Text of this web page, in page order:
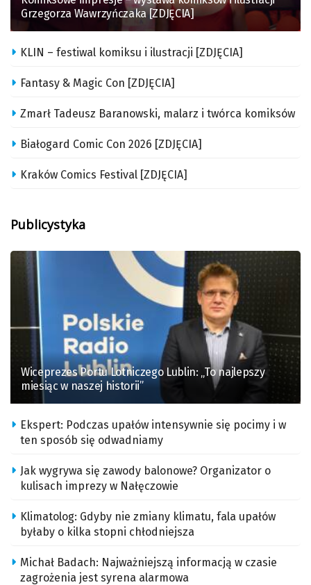
Grzegorza Wawrzyńczaka [ZDJĘCIA]
KLIN – festiwal komiksu i ilustracji [ZDJĘCIA]
Fantasy & Magic Con [ZDJĘCIA]
Zmarł Tadeusz Baranowski, malarz i twórca komiksów
Białogard Comic Con 2026 [ZDJĘCIA]
Kraków Comics Festival [ZDJĘCIA]
Publicystyka
Wiceprezes Portu Lotniczego Lublin: „To najlepszy
miesiąc w naszej historii”
Ekspert: Podczas upałów intensywnie się pocimy i w
ten sposób się odwadniamy
Jak wygrywa się zawody balonowe? Organizator o
kulisach imprezy w Nałęczowie
Klimatolog: Gdyby nie zmiany klimatu, fala upałów
byłaby o kilka stopni chłodniejsza
Michał Badach: Najważniejszą informacją w czasie
zagrożenia jest syrena alarmowa